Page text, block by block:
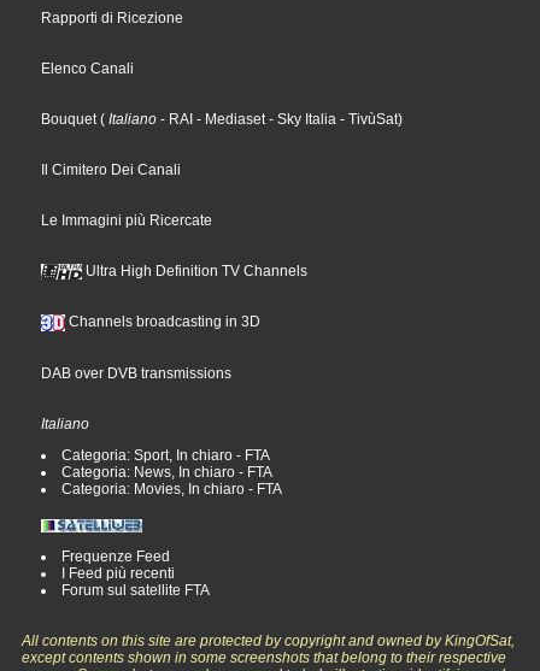
Rapporti di Ricezione
Elenco Canali
Bouquet ( Italiano - RAI - Mediaset - Sky Italia - TivùSat)
Il Cimitero Dei Canali
Le Immagini più Ricercate
Ultra High Definition TV Channels
Channels broadcasting in 3D
DAB over DVB transmissions
Italiano
Categoria: Sport, In chiaro - FTA
Categoria: News, In chiaro - FTA
Categoria: Movies, In chiaro - FTA
Frequenze Feed
I Feed più recenti
Forum sul satellite FTA
All contents on this site are protected by copyright and owned by KingOfSat,
except contents shown in some screenshots that belong to their respective